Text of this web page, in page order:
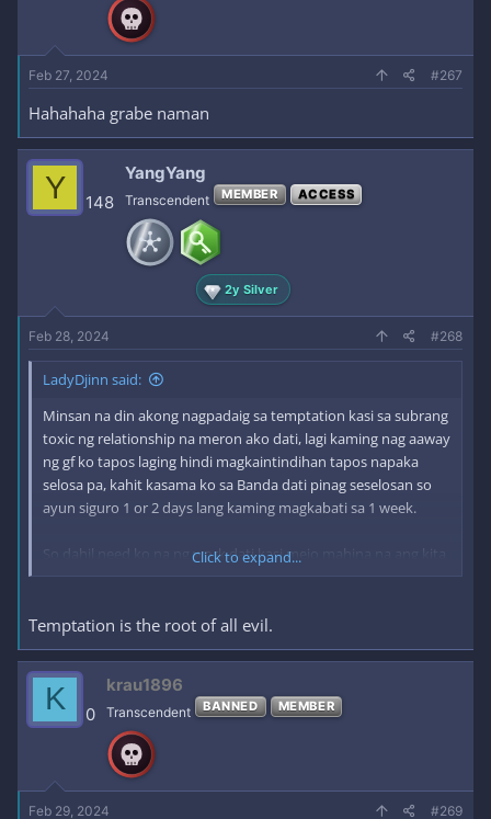
Feb 27, 2024 #267
Hahahaha grabe naman
Y 148
YangYang
Transcendent MEMBER ACCESS
2y Silver
Feb 28, 2024 #268
LadyDjinn said:
Minsan na din akong nagpadaig sa temptation kasi sa subrang
toxic ng relationship na meron ako dati, lagi kaming nag aaway
ng gf ko tapos laging hindi magkaintindihan tapos napaka
selosa pa, kahit kasama ko sa Banda dati pinag seselosan so
ayun siguro 1 or 2 days lang kaming magkabati sa 1 week.
So dahil need ko na ng work dati kasi mejo mahina na ang kita
namin sa pag babanda, kumalas ako sa grupo at nag hanap ng
ng gf ko kasi wala na sya pagseselosan eh kasi wala nako sa
banda, ang kaso naman after 1 week lang ata eh balik na
naman sa dating ugali yung gf ko, laging may toyo tapos laging
galit eh hindi ko nga alam kung anong nagawa kung mali!!
pinakisamahan ko nalang kasi siempre kahit pangit ugali eh
mahal ko eh so pinag tiisan ko. Hanggang sa naka hanap ako
ng work, unang trabaho ko bilang isang Design Engineer!
So yung nag hire sakin is yung mismong manager ng Dept. na
Click to expand...
Temptation is the root of all evil.
K 0
krau1896
Transcendent BANNED MEMBER
Feb 29, 2024 #269